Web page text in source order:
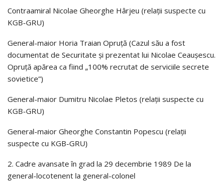
Contraamiral Nicolae Gheorghe Hârjeu (relaţii suspecte cu
KGB-GRU)
General-maior Horia Traian Opruţă (Cazul său a fost
documentat de Securitate şi prezentat lui Nicolae Ceauşescu.
Opruţă apărea ca fiind „100% recrutat de serviciile secrete
sovietice”)
General-maior Dumitru Nicolae Pletos (relaţii suspecte cu
KGB-GRU)
General-maior Gheorghe Constantin Popescu (relaţii
suspecte cu KGB-GRU)
2. Cadre avansate în grad la 29 decembrie 1989 De la
general-locotenent la general-colonel